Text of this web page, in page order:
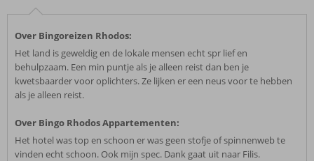
Over Bingoreizen Rhodos:
Het land is geweldig en de lokale mensen echt spr lief en
behulpzaam. Een min puntje als je alleen reist dan ben je
kwetsbaarder voor oplichters. Ze lijken er een neus voor te hebben
als je alleen reist.
Over Bingo Rhodos Appartementen:
Het hotel was top en schoon er was geen stofje of spinnenweb te
vinden echt schoon. Ook mijn spec. Dank gaat uit naar Filis.